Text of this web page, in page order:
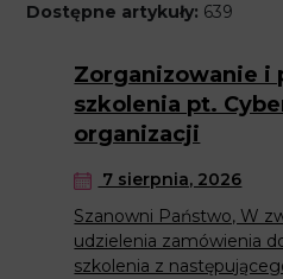
Dostępne artykuły: 639
Zorganizowanie i
szkolenia pt.
organizacji
7 sierpnia, 2026
Szanowni Państwo, W
udzielenia zamówienia
szkolenia z